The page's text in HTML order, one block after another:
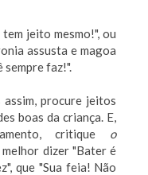
jeito mesmo!", ou
assusta e magoa
sempre faz!".
procure jeitos
boas da criança. E,
critique o
melhor dizer "Bater é
que "Sua feia! Não